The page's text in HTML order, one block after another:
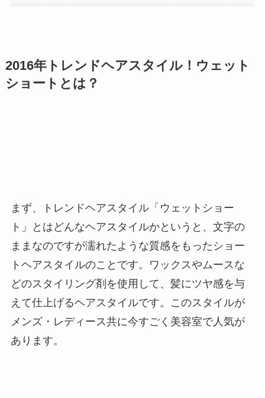
2016年トレンドヘアスタイル！ウェット
ショートとは？
まず、トレンドヘアスタイル「ウェットショー
ト」とはどんなヘアスタイルかというと、文字の
ままなのですが濡れたような質感をもったショー
トヘアスタイルのことです。ワックスやムースな
どのスタイリング剤を使用して、髪にツヤ感を与
えて仕上げるヘアスタイルです。このスタイルが
メンズ・レディース共に今すごく美容室で人気が
あります。